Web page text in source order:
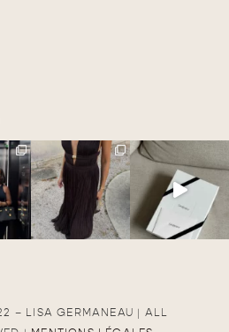
– LISA GERMANEAU | ALL